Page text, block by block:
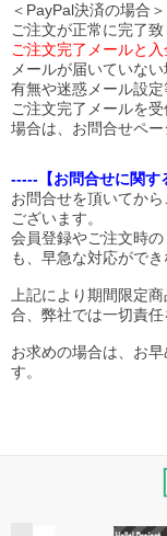
＜PayPal決済の場合＞
ご注文が正常に完了致
ご注文完了メールと
メールが届いていな
有無や迷惑メール設定
ご注文完了メールを
場合は、お問合せペー
-----【お問合せに関す
お問合せを頂いてか
ございます。
会員登録やご注文時
も、早急な対応ができ
上記により期間限定
合、弊社では一切責任
お求めの場合は、お
す。